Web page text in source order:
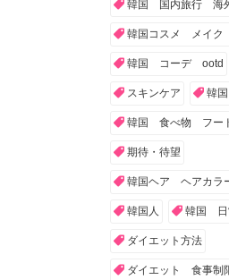
韓国 国内旅行 海
韓国コスメ メイク
韓国 コーデ ootd
スキンケア 韓
韓国 食べ物 フー
期待・待望
韓国ヘア ヘアカラ
韓国人 韓国
ダイエット方法
ダイエット 食事制